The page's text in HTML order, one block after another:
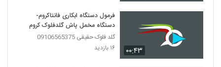
۰۰:۴۳
فرمول دستگاه ابکاری فانتاکروم-
دستگاه مخمل پاش گلدفلوک کروم
گلد فلوک حقیقی 09106565375
۱۶ بازدید